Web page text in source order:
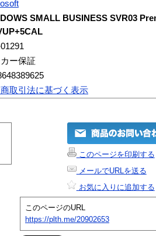
SMALL BUSINESS SVR03
カー保証
取引法に基づく表示
このページを印刷する
メールでURLを送る
お気に入りに追加する
このページのURL
https://plth.me/20902653